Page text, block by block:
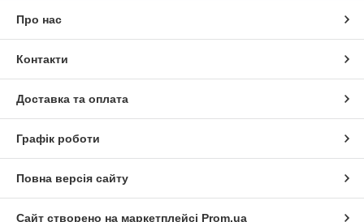
Про нас
Контакти
Доставка та оплата
Графік роботи
Повна версія сайту
Сайт створено на маркетплейсі Prom.ua